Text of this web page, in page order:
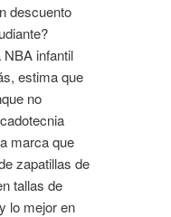
descuento
infantil
estima que
no
marca que
zapatillas de
tallas de
lo mejor en